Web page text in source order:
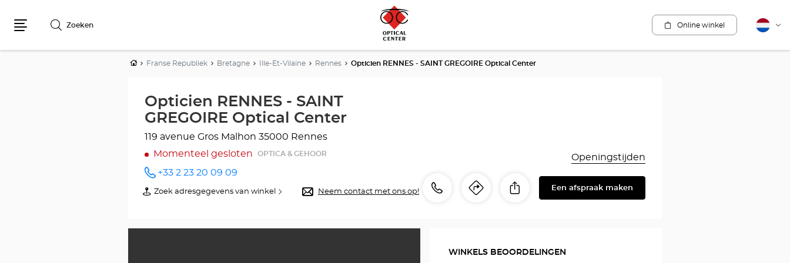
Zoeken Online winkel
HomeFranse Republiek Bretagne Ille-Et-Vilaine Rennes Opticien RENNES - SAINT GREGOIRE Optical Center
Opticien RENNES - SAINT
GREGOIRE Optical Center
119 avenue Gros Malhon 35000 Rennes
Momenteel gesloten
OPTICA & GEHOOR
telefoonnummer
+33 2 23 20 09 09
Zoek adresgegevens van winkel
van
Neem contact met ons op!
Openingstijden
telefoonnummer
Bellen Routebeschrijving
naar
DelenEen afspraak maken
WINKELS BEOORDELINGEN